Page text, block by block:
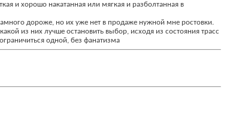
и хорошо накатанная или мягкая и разболтанная в
дороже, но их уже нет в продаже нужной мне ростовки.
из них лучше остановить выбор, исходя из состояния трасс
одной, без фанатизма